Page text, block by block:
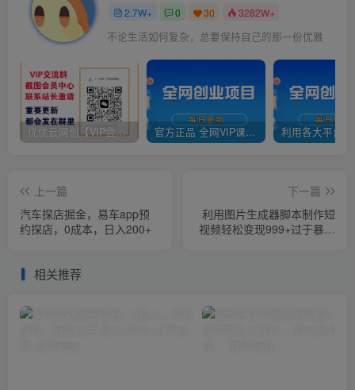
2.7W+ 0 30 3282W+
不论生活如何复杂，总要保持自己的那一份优雅
优优云网创【VIP会员专属交流群】 官方正品 全网VIP课程 无损下载~
上一篇
汽车探店掘金，易车app预
约探店，0成本，日入200+
下一篇
利用图片生成器脚本制作短
视频轻松变现999+过于暴利
相关推荐